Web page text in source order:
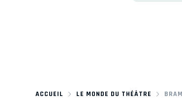
ACCUEIL LE MONDE DU THÉÂTRE